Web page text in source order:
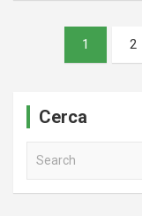
Paginazione
1 2
Cerca